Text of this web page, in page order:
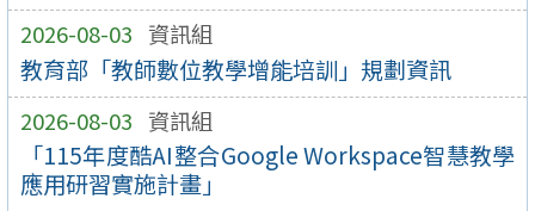
2026-08-03 資訊組
教育部「教師數位教學增能培訓」規劃資訊
2026-08-03 資訊組
「115年度酷AI整合Google Workspace智慧教學
應用研習實施計畫」